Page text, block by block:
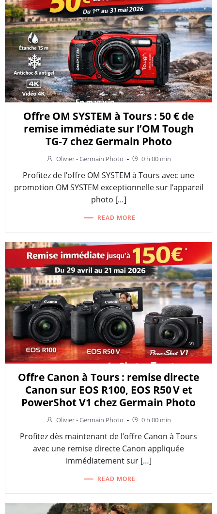
Offre OM SYSTEM à Tours : 50 € de
remise immédiate sur l’OM Tough
TG‑7 chez Germain Photo
Olivier - Germain Photo - 0 h 00 min
Profitez de l’offre OM SYSTEM à Tours avec une
promotion OM SYSTEM exceptionnelle sur l’appareil
photo […]
READ MORE
Offre Canon à Tours : remise directe
Canon sur EOS R100, EOS R50 V et
PowerShot V1 chez Germain Photo
Olivier - Germain Photo - 0 h 00 min
Profitez dès maintenant de l’offre Canon à Tours
avec une remise directe Canon appliquée
immédiatement sur […]
READ MORE